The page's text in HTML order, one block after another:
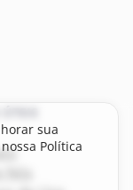
sua
Política